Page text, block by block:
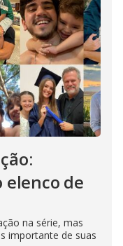
elenco de
na série, mas
importante de suas